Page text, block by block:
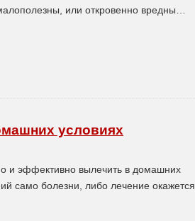
или откровенно вредны…
условиях
и эффективно вылечить в домашних
само болезни, либо лечение окажется